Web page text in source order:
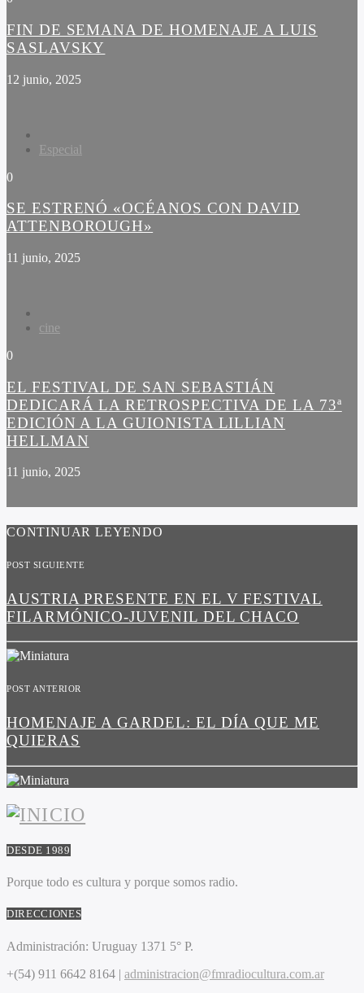
FIN DE SEMANA DE HOMENAJE A LUIS
SASLAVSKY
12 junio, 2025
Especial
0
SE ESTRENÓ «OCÉANOS CON DAVID
ATTENBOROUGH»
11 junio, 2025
cine
0
EL FESTIVAL DE SAN SEBASTIÁN
DEDICARÁ LA RETROSPECTIVA DE LA 73ª
EDICIÓN A LA GUIONISTA LILLIAN
HELLMAN
11 junio, 2025
CONTINUAR LEYENDO
POST SIGUIENTE
AUSTRIA PRESENTE EN EL V FESTIVAL
FILARMÓNICO-JUVENIL DEL CHACO
POST ANTERIOR
HOMENAJE A GARDEL: EL DÍA QUE ME
QUIERAS
DESDE 1989
Porque todo es cultura y porque somos radio.
DIRECCIONES
Administración: Uruguay 1371 5° P.
+(54) 911 6642 8164 | administracion@fmradiocultura.com.ar